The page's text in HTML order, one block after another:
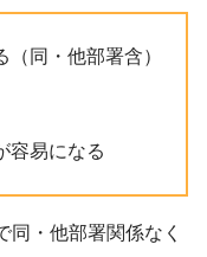
同・他部署含）
容易になる
・他部署関係なく